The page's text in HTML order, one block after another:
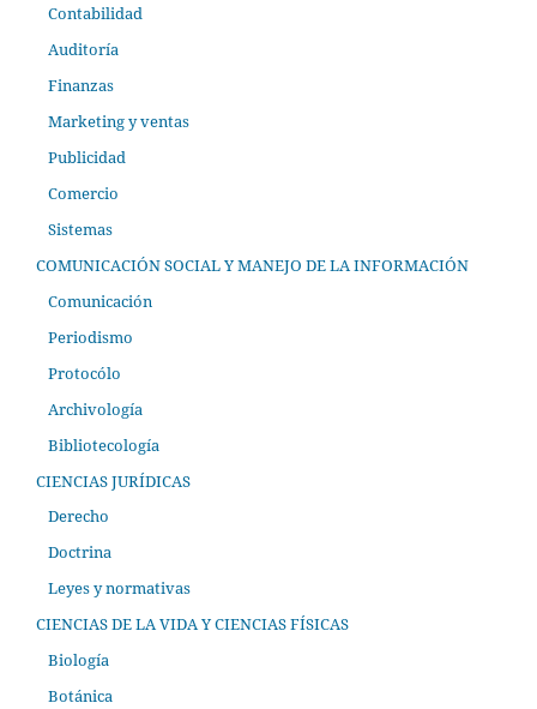
Contabilidad
Auditoría
Finanzas
Marketing y ventas
Publicidad
Comercio
Sistemas
COMUNICACIÓN SOCIAL Y MANEJO DE LA INFORMACIÓN
Comunicación
Periodismo
Protocólo
Archivología
Bibliotecología
CIENCIAS JURÍDICAS
Derecho
Doctrina
Leyes y normativas
CIENCIAS DE LA VIDA Y CIENCIAS FÍSICAS
Biología
Botánica